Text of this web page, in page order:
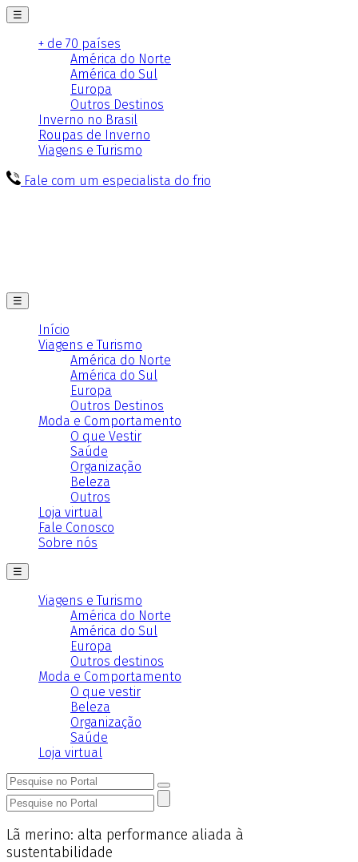
☰
+ de 70 países
América do Norte
América do Sul
Europa
Outros Destinos
Inverno no Brasil
Roupas de Inverno
Viagens e Turismo
Fale com um especialista do frio
☰
Início
Viagens e Turismo
América do Norte
América do Sul
Europa
Outros Destinos
Moda e Comportamento
O que Vestir
Saúde
Organização
Beleza
Outros
Loja virtual
Fale Conosco
Sobre nós
☰
Viagens e Turismo
América do Norte
América do Sul
Europa
Outros destinos
Moda e Comportamento
O que vestir
Beleza
Organização
Saúde
Loja virtual
Lã merino: alta performance aliada à
sustentabilidade